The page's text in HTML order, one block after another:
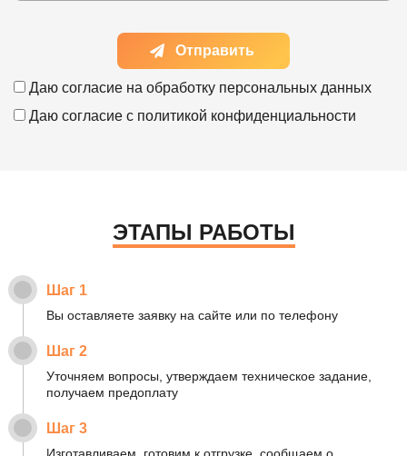
Отправить
Даю согласие на обработку персональных данных
Даю согласие с политикой конфиденциальности
ЭТАПЫ РАБОТЫ
Шаг 1
Вы оставляете заявку на сайте или по телефону
Шаг 2
Уточняем вопросы, утверждаем техническое задание,
получаем предоплату
Шаг 3